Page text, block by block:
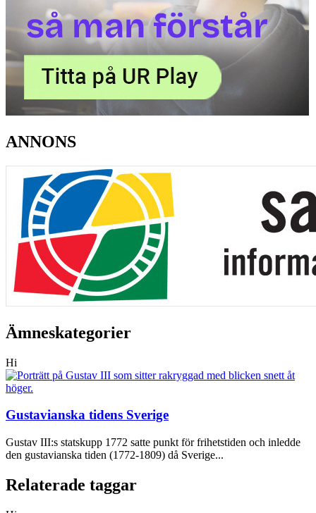
ANNONS
Ämneskategorier
Hi
Gustavianska tidens Sverige
Gustav III:s statskupp 1772 satte punkt för frihetstiden och inledde
den gustavianska tiden (1772-1809) då Sverige...
Relaterade taggar